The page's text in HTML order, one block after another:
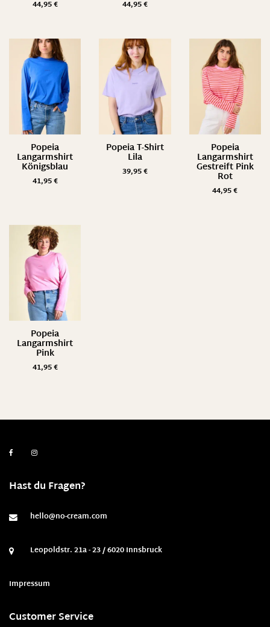
44,95€ 44,95€
Popeia
Langarmshirt
Königsblau
41,95€
Popeia T-Shirt
Lila
39,95€
Popeia
Langarmshirt
Gestreift Pink
Rot
44,95€
Popeia
Langarmshirt
Pink
41,95€
Hast du Fragen?
hello@no-cream.com
Leopoldstr. 21a - 23 / 6020 Innsbruck
Impressum
Customer Service